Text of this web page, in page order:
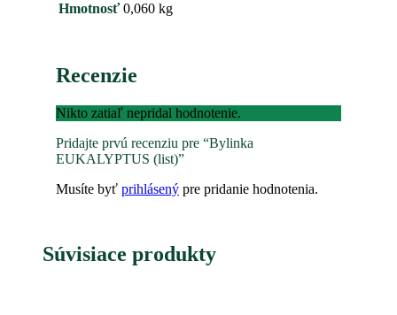
Hmotnosť 0,060 kg
Recenzie
Nikto zatiaľ nepridal hodnotenie.
Pridajte prvú recenziu pre “Bylinka
EUKALYPTUS (list)”
Musíte byť prihlásený pre pridanie hodnotenia.
Súvisiace produkty